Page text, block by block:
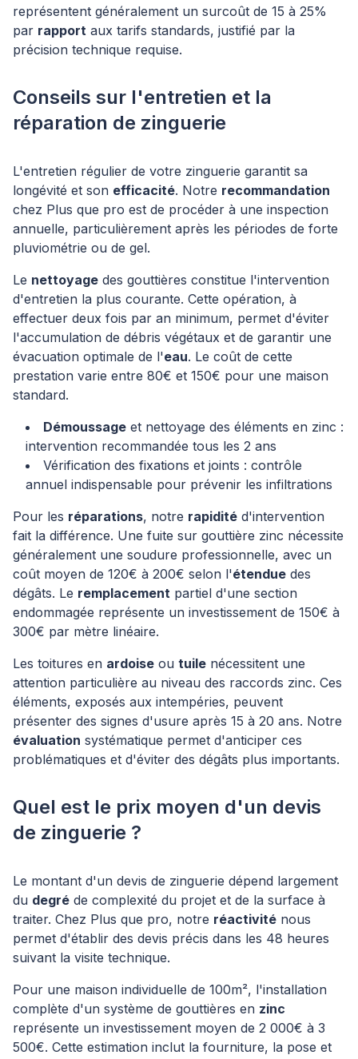
représentent généralement un surcoût de 15 à 25%
par rapport aux tarifs standards, justifié par la
précision technique requise.
Conseils sur l'entretien et la
réparation de zinguerie
L'entretien régulier de votre zinguerie garantit sa
longévité et son efficacité. Notre recommandation
chez Plus que pro est de procéder à une inspection
annuelle, particulièrement après les périodes de forte
pluviométrie ou de gel.
Le nettoyage des gouttières constitue l'intervention
d'entretien la plus courante. Cette opération, à
effectuer deux fois par an minimum, permet d'éviter
l'accumulation de débris végétaux et de garantir une
évacuation optimale de l'eau. Le coût de cette
prestation varie entre 80€ et 150€ pour une maison
standard.
Démoussage et nettoyage des éléments en zinc :
intervention recommandée tous les 2 ans
Vérification des fixations et joints : contrôle
annuel indispensable pour prévenir les infiltrations
Pour les réparations, notre rapidité d'intervention
fait la différence. Une fuite sur gouttière zinc nécessite
généralement une soudure professionnelle, avec un
coût moyen de 120€ à 200€ selon l'étendue des
dégâts. Le remplacement partiel d'une section
endommagée représente un investissement de 150€ à
300€ par mètre linéaire.
Les toitures en ardoise ou tuile nécessitent une
attention particulière au niveau des raccords zinc. Ces
éléments, exposés aux intempéries, peuvent
présenter des signes d'usure après 15 à 20 ans. Notre
évaluation systématique permet d'anticiper ces
problématiques et d'éviter des dégâts plus importants.
Quel est le prix moyen d'un devis
de zinguerie ?
Le montant d'un devis de zinguerie dépend largement
du degré de complexité du projet et de la surface à
traiter. Chez Plus que pro, notre réactivité nous
permet d'établir des devis précis dans les 48 heures
suivant la visite technique.
Pour une maison individuelle de 100m², l'installation
complète d'un système de gouttières en zinc
représente un investissement moyen de 2 000€ à 3
500€. Cette estimation inclut la fourniture, la pose et